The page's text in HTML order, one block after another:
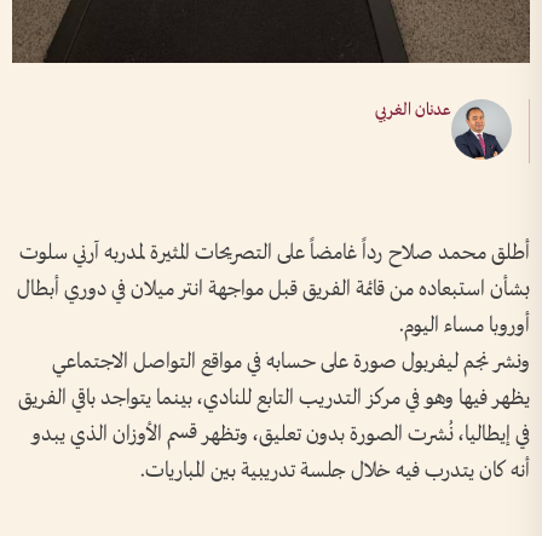
عدنان الغربي
أطلق محمد صلاح رداً غامضاً على التصريحات المثيرة لمدربه آرني سلوت
بشأن استبعاده من قائمة الفريق قبل مواجهة انتر ميلان في دوري أبطال
أوروبا مساء اليوم.
ونشر نجم ليفربول صورة على حسابه في مواقع التواصل الاجتماعي
يظهر فيها وهو في مركز التدريب التابع للنادي، بينما يتواجد باقي الفريق
في إيطاليا، نُشرت الصورة بدون تعليق، وتظهر قسم الأوزان الذي يبدو
أنه كان يتدرب فيه خلال جلسة تدريبية بين المباريات.